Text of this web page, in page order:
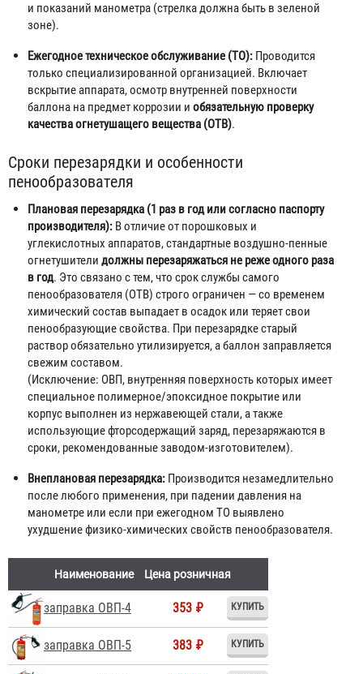
и показаний манометра (стрелка должна быть в зеленой
зоне).
Ежегодное техническое обслуживание (ТО): Проводится
только специализированной организацией. Включает
вскрытие аппарата, осмотр внутренней поверхности
баллона на предмет коррозии и обязательную проверку
качества огнетушащего вещества (ОТВ).
Сроки перезарядки и особенности
пенообразователя
Плановая перезарядка (1 раз в год или согласно паспорту
производителя): В отличие от порошковых и
углекислотных аппаратов, стандартные воздушно-пенные
огнетушители должны перезаряжаться не реже одного раза
в год. Это связано с тем, что срок службы самого
пенообразователя (ОТВ) строго ограничен — со временем
химический состав выпадает в осадок или теряет свои
пенообразующие свойства. При перезарядке старый
раствор обязательно утилизируется, а баллон заправляется
свежим составом.
(Исключение: ОВП, внутренняя поверхность которых имеет
специальное полимерное/эпоксидное покрытие или
корпус выполнен из нержавеющей стали, а также
использующие фторсодержащий заряд, перезаряжаются в
сроки, рекомендованные заводом-изготовителем).
Внеплановая перезарядка: Производится незамедлительно
после любого применения, при падении давления на
манометре или если при ежегодном ТО выявлено
ухудшение физико-химических свойств пенообразователя.
Наименование Цена розничная
заправка ОВП-4 353 ₽
заправка ОВП-5 383 ₽